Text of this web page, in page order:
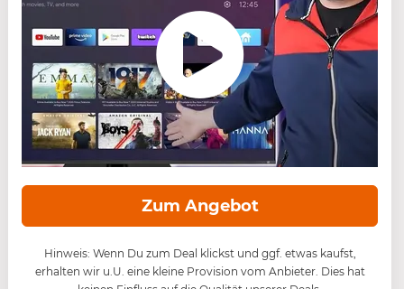
Zum Angebot
Hinweis: Wenn Du zum Deal klickst und ggf. etwas kaufst,
erhalten wir u.U. eine kleine Provision vom Anbieter. Dies hat